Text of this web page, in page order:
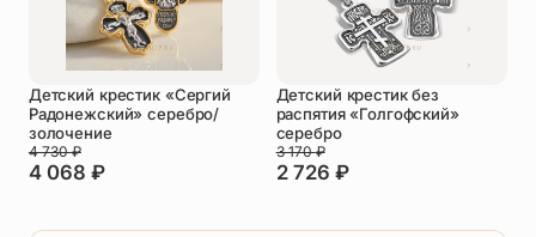
Детский крестик «Сергий
Радонежский» серебро/
золочение
4 068 ₽
4 730₽
Детский крестик без
распятия «Голгофский»
серебро
2 726 ₽
3 170₽